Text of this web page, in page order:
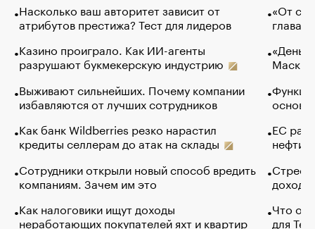
Насколько ваш авторитет зависит от
атрибутов престижа? Тест для лидеров
Казино проиграло. Как ИИ-агенты
разрушают букмекерскую индустрию
Выживают сильнейших. Почему компании
избавляются от лучших сотрудников
Как банк Wildberries резко нарастил
кредиты селлерам до атак на склады
Сотрудники открыли новый способ вредить
компаниям. Зачем им это
Как налоговики ищут доходы
неработающих покупателей яхт и квартир
«От
глава
Маск в
основ
ЕС
нефти
Что
для